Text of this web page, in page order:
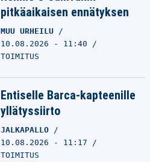
pitkäaikaisen ennätyksen
MUU URHEILU
10.08.2026 - 11:40
TOIMITUS
Entiselle Barca-kapteenille
yllätyssiirto
JALKAPALLO
10.08.2026 - 11:17
TOIMITUS